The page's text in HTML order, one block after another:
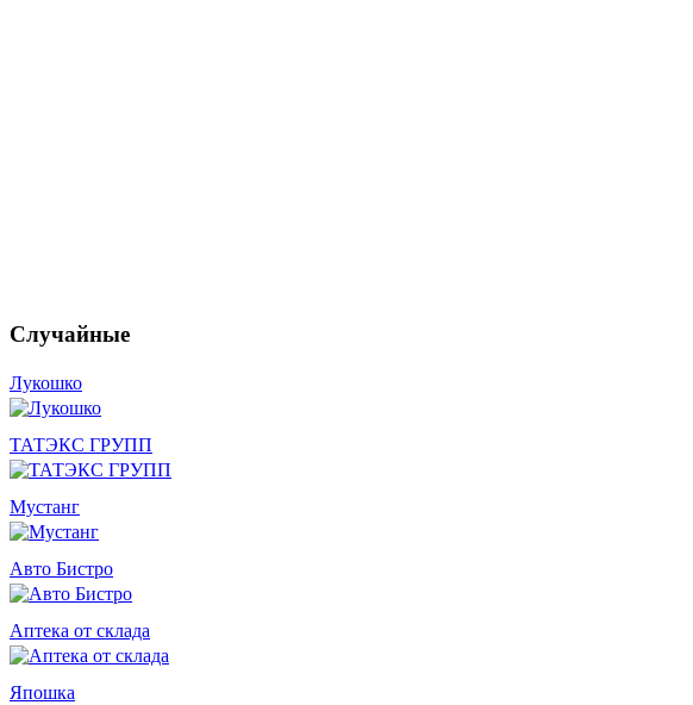
Случайные
Лукошко
ТАТЭКС ГРУПП
Мустанг
Авто Бистро
Аптека от склада
Япошка